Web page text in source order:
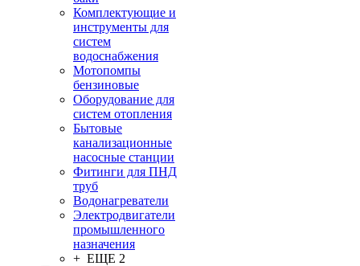
Комплектующие и
инструменты для
систем
водоснабжения
Мотопомпы
бензиновые
Оборудование для
систем отопления
Бытовые
канализационные
насосные станции
Фитинги для ПНД
труб
Водонагреватели
Электродвигатели
промышленного
назначения
+ ЕЩЕ 2